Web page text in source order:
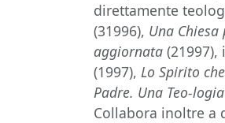
direttamente
(31996), Una
aggiornata
(1997),Lo Spirito
Padre. Una Teo-
Collabora inoltre a